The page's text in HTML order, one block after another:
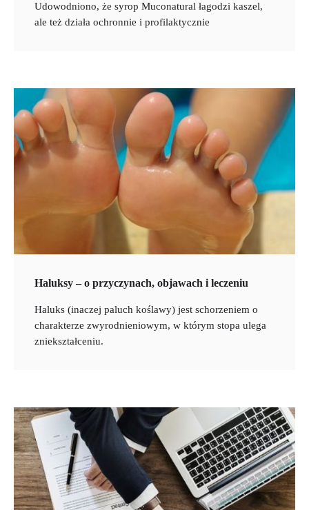
Udowodniono, że syrop Muconatural łagodzi kaszel,
ale też działa ochronnie i profilaktycznie
Haluksy – o przyczynach, objawach i leczeniu
Haluks (inaczej paluch koślawy) jest schorzeniem o
charakterze zwyrodnieniowym, w którym stopa ulega
zniekształceniu.